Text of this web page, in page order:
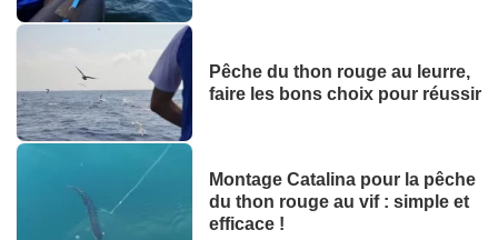
Pêche du thon rouge au leurre,
faire les bons choix pour réussir
Montage Catalina pour la pêche
du thon rouge au vif : simple et
efficace !